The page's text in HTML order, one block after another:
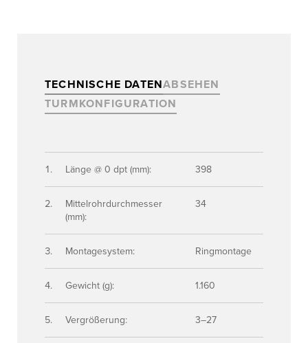
TECHNISCHE DATENABSEHEN
TURMKONFIGURATION
Länge @ 0 dpt (mm): 398
Mittelrohrdurchmesser
(mm):
34
Montagesystem: Ringmontage
Gewicht (g): 1.160
Vergrößerung: 3–27